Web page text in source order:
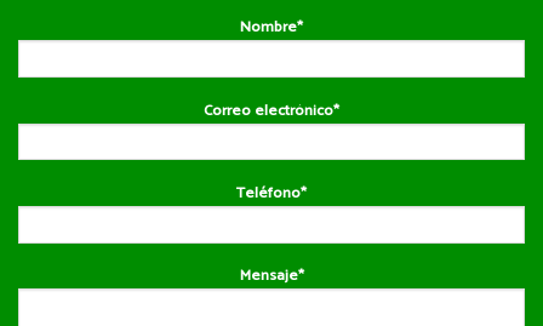
Nombre*
Correo electrónico*
Teléfono*
Mensaje*